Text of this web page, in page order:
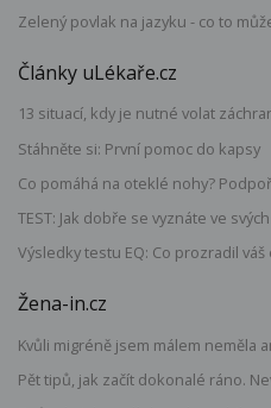
Zelený povlak na jazyku - co to
Články uLékaře.cz
13 situací, kdy je nutné volat
Stáhněte si: První pomoc do kapsy
Co pomáhá na oteklé nohy?
TEST: Jak dobře se vyznáte ve
Výsledky testu EQ: Co prozradil
Žena-in.cz
Kvůli migréně jsem málem neměla
Pět tipů, jak začít dokonalé ráno.